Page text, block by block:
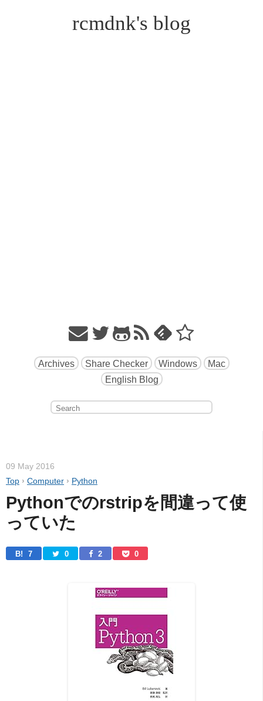
rcmdnk's blog
Archives Share Checker Windows
Mac
English Blog
09 May 2016
Top › Computer › Python
Pythonでのrstripを間違って使
っていた
B! 7 0 2 0